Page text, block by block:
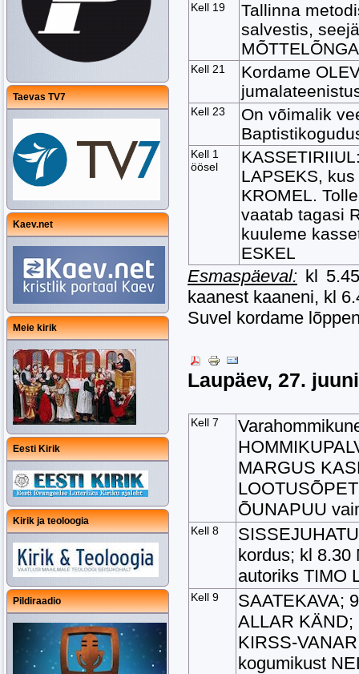
Taevas TV7
Kaev.net
Meie kirik
Eesti Kirik
Kirik ja teoloogia
Pildiraadio
Kell 19
Tallinna
salvestis,
Kell 21
Kordame
Kell 23
On võimalik
Kell 1
öösel
LAPSEKS,
KROMEL.
vaatab tagasi
kuuleme
ESKEL
Esmaspäeval: kl
kaanest kaaneni, kl
Suvel kordame
Laupäev, 27.
Kell 7
MARGUS
ÕUNAPUU
Kell 8
kordus; kl 8.30
autoriks TIMO
Kell 9
SAATEKAVA;
ALLAR KÄND;
KIRSS-
kogumikust